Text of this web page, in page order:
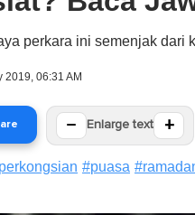
perkara ini semenjak dari
2019, 06:31 AM
− Enlarge text +
perkongsian #puasa #